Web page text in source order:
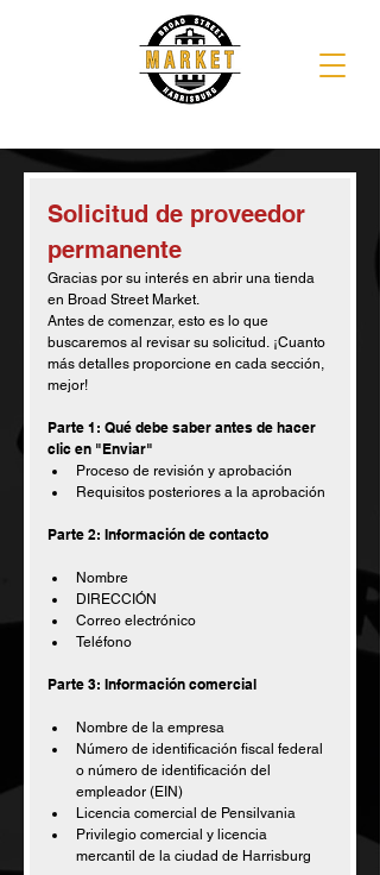
Solicitud de proveedor
permanente
Gracias por su interés en abrir una tienda
en Broad Street Market.
Antes de comenzar, esto es lo que
buscaremos al revisar su solicitud. ¡Cuanto
más detalles proporcione en cada sección,
mejor!
Parte 1: Qué debe saber antes de hacer
clic en "Enviar"
Proceso de revisión y aprobación
Requisitos posteriores a la aprobación
Parte 2: Información de contacto
Nombre
DIRECCIÓN
Correo electrónico
Teléfono
Parte 3: Información comercial
Nombre de la empresa
Número de identificación fiscal federal
o número de identificación del
empleador (EIN)
Licencia comercial de Pensilvania
Privilegio comercial y licencia
mercantil de la ciudad de Harrisburg